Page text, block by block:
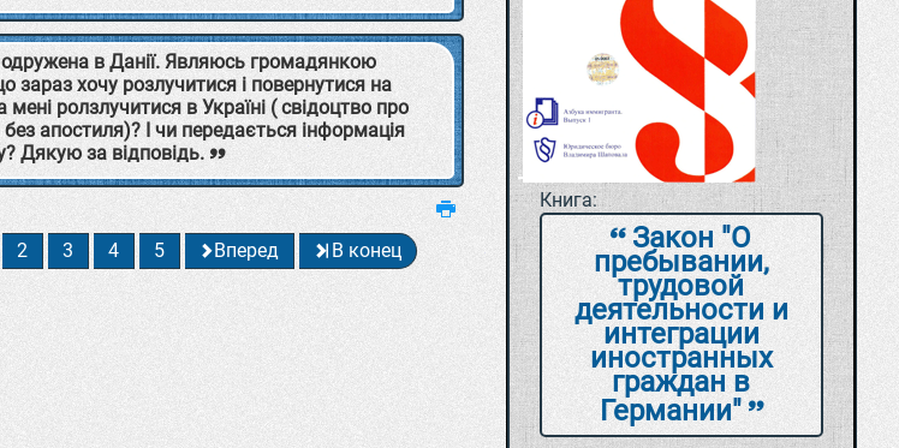
в Данії. Являюсь громадянкою
зараз хочу розлучитися і повернутися на
ролзлучитися в Україні ( свідоцтво про
апостиля)? І чи передається інформація
Дякую за відповідь.
2 3 4 5 Вперед В конец
Книга:
Закон "О
пребывании,
трудовой
деятельности и
интеграции
иностранных
граждан в
Германии"